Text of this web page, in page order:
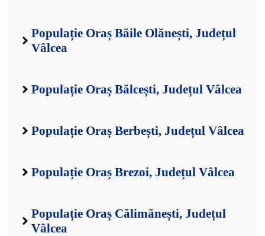
Populație Oraș Băile Olănești, Județul
Vâlcea
Populație Oraș Bălcești, Județul Vâlcea
Populație Oraș Berbești, Județul Vâlcea
Populație Oraș Brezoi, Județul Vâlcea
Populație Oraș Călimănești, Județul
Vâlcea